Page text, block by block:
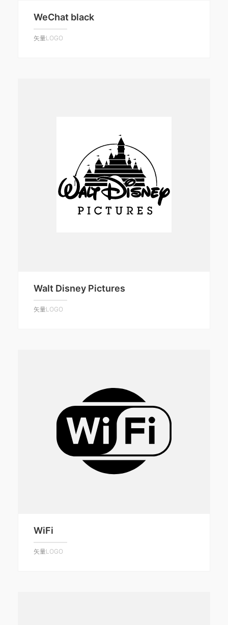
WeChat black
矢量LOGO
Walt Disney Pictures
矢量LOGO
WiFi
矢量LOGO